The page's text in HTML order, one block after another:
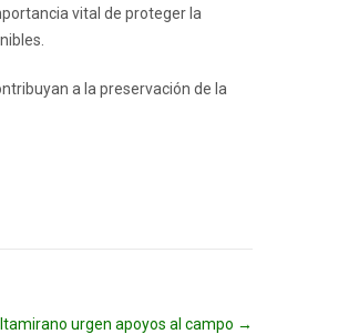
vital de proteger la
a la preservación de la
urgen apoyos al campo →